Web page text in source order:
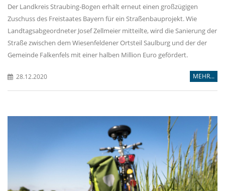
Der Landkreis Straubing-Bogen erhält erneut einen großzügigen
Zuschuss des Freistaates Bayern für ein Straßenbauprojekt. Wie
Landtagsabgeordneter Josef Zellmeier mitteilte, wird die Sanierung der
Straße zwischen dem Wiesenfeldener Ortsteil Saulburg und der der
Gemeinde Falkenfels mit einer halben Million Euro gefördert.
28.12.2020 MEHR...